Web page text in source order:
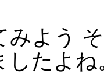
みよう
したよ